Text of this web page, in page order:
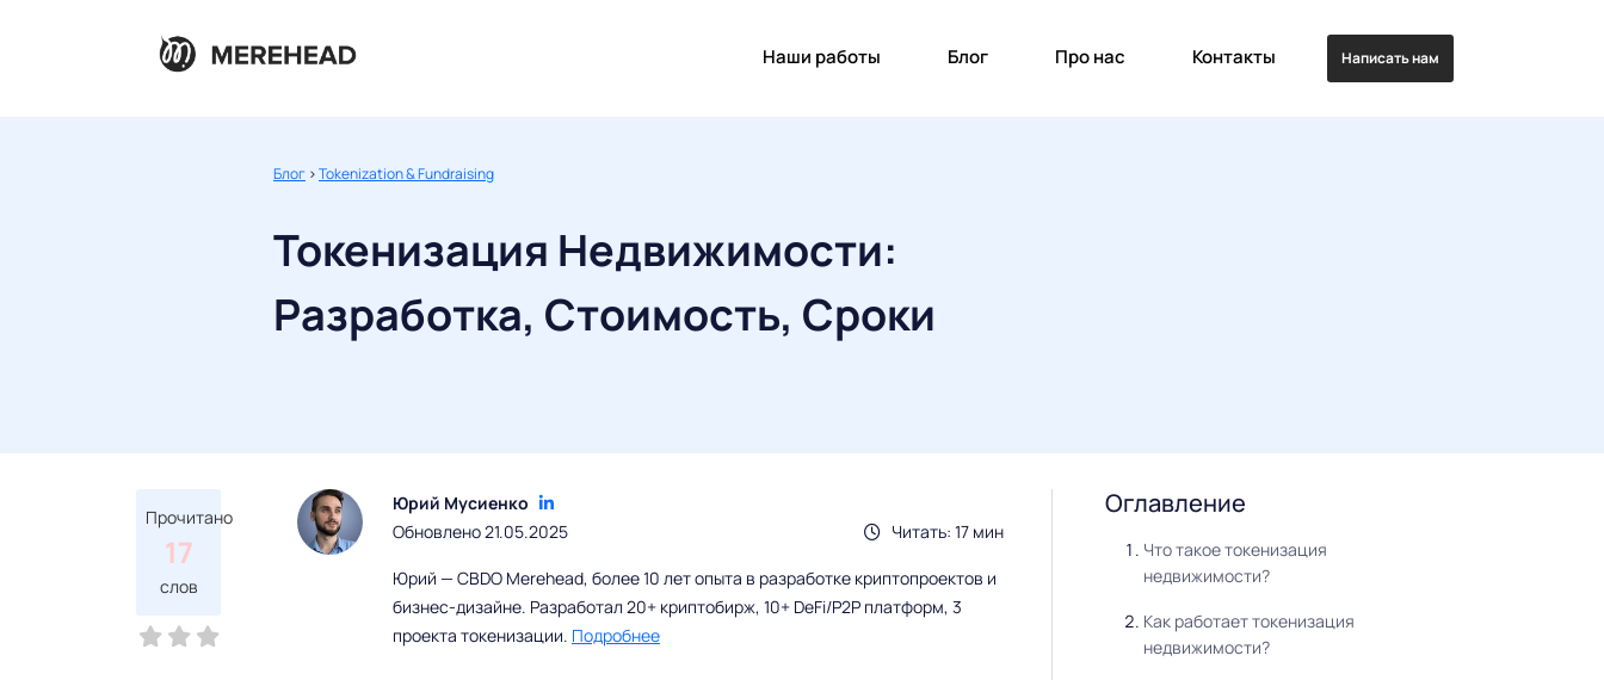
Наши работы Блог Про нас Контакты Написать нам
Блог >Tokenization & Fundraising
Токенизация Недвижимости:
Разработка, Стоимость, Сроки
Прочитано
17
слов
Юрий Мусиенко
Читать: 17 мин
Обновлено 21.05.2025
Юрий — CBDO Merehead, более 10 лет опыта в разработке криптопроектов и
бизнес-дизайне. Разработал 20+ криптобирж, 10+ DeFi/P2P платформ, 3
проекта токенизации. Подробнее
Оглавление
Что такое токенизация
недвижимости?
Как работает токенизация
недвижимости?